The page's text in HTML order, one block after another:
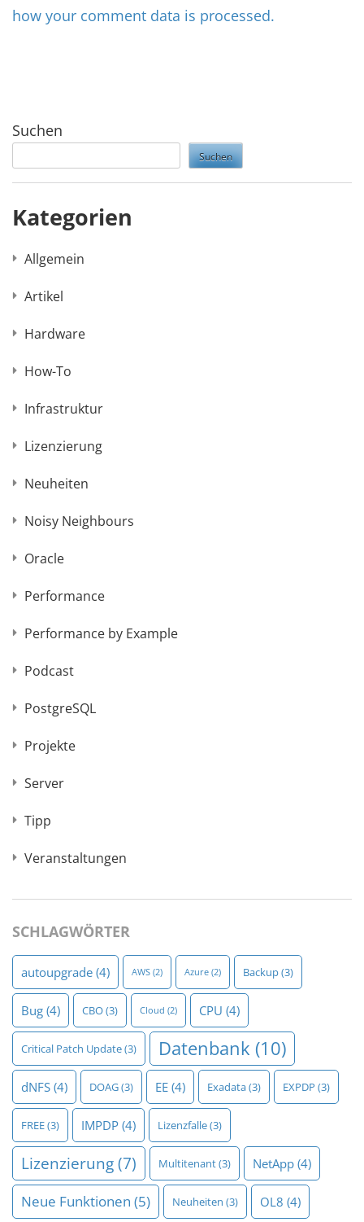
how your comment data is processed.
Suchen
Suchen
Kategorien
Allgemein
Artikel
Hardware
How-To
Infrastruktur
Lizenzierung
Neuheiten
Noisy Neighbours
Oracle
Performance
Performance by Example
Podcast
PostgreSQL
Projekte
Server
Tipp
Veranstaltungen
SCHLAGWÖRTER
autoupgrade (4) AWS (2) Azure (2) Backup(3)
Bug (4) CBO(3) Cloud (2) CPU (4)
Critical Patch Update(3) Datenbank (10)
dNFS (4) DOAG(3) EE (4) Exadata(3) EXPDP (3)
FREE(3) IMPDP (4) Lizenzfalle(3)
Lizenzierung(7) Multitenant(3) NetApp (4)
Neue Funktionen (5) Neuheiten (3) OL8 (4)